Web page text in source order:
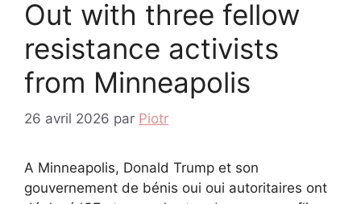
Out with three fellow
resistance activists
from Minneapolis
26 avril 2026 par Piotr
A Minneapolis, Donald Trump et son
gouvernement de bénis oui oui autoritaires ont